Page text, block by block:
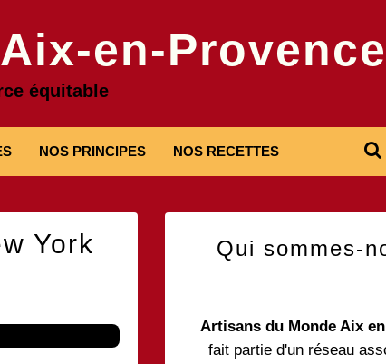
en-Provence
équitable
NOS PRINCIPES NOS RECETTES
York Qui sommes-
Artisans du Monde Aix
fait partie d'un réseau